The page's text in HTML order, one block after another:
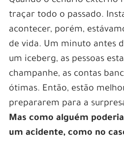
traçar todo o passado.
acontecer, porém,
de vida. Um minuto antes
um iceberg, as pessoas
champanhe, as contas
ótimas. Então, estão
prepararem para a
Mas como alguém
um acidente, como no